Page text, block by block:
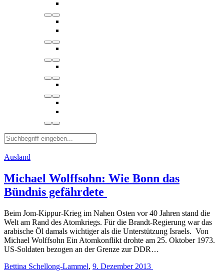
Ausland
Michael Wolffsohn: Wie Bonn das
Bündnis gefährdete
Beim Jom-Kippur-Krieg im Nahen Osten vor 40 Jahren stand die
Welt am Rand des Atomkriegs. Für die Brandt-Regierung war das
arabische Öl damals wichtiger als die Unterstützung Israels. Von
Michael Wolffsohn Ein Atomkonflikt drohte am 25. Oktober 1973.
US-Soldaten bezogen an der Grenze zur DDR…
Bettina Schellong-Lammel, 9. Dezember 2013